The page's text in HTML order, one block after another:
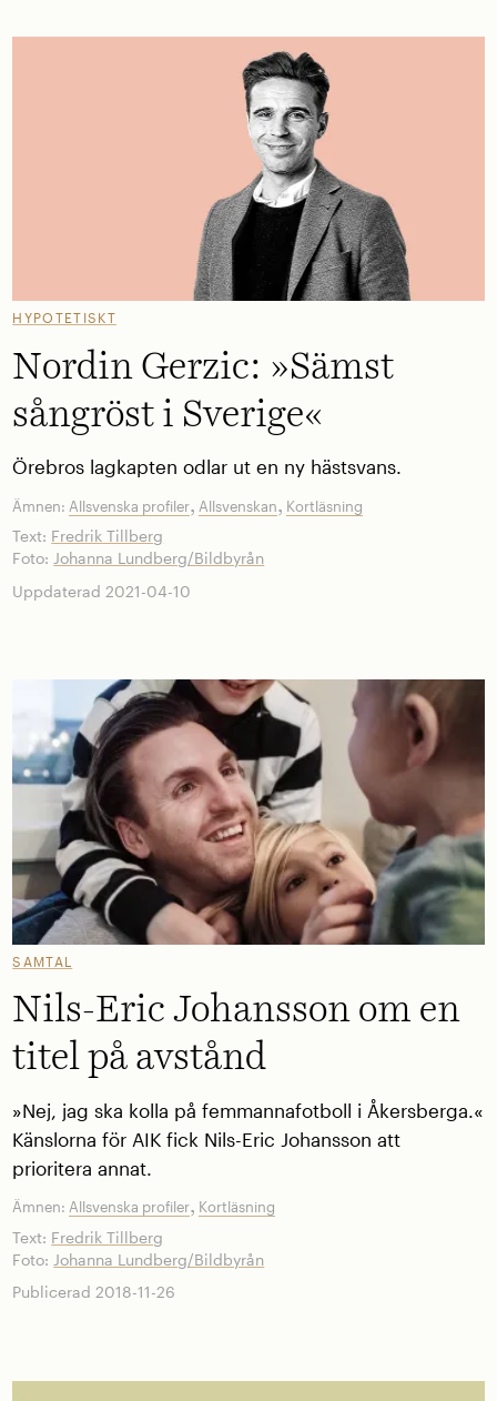
HYPOTETISKT
Nordin Gerzic: »Sämst
sångröst i Sverige«
Örebros lagkapten odlar ut en ny hästsvans.
Ämnen: Allsvenska profiler,Allsvenskan, Kortläsning
Text: Fredrik Tillberg
Foto:Johanna Lundberg/Bildbyrån
Uppdaterad 2021-04-10
SAMTAL
Nils-Eric Johansson om en
titel på avstånd
»Nej, jag ska kolla på femmannafotboll i Åkersberga.«
Känslorna för AIK fick Nils-Eric Johansson att
prioritera annat.
Ämnen:Allsvenska profiler, Kortläsning
Text: Fredrik Tillberg
Foto: Johanna Lundberg/Bildbyrån
Publicerad 2018-11-26